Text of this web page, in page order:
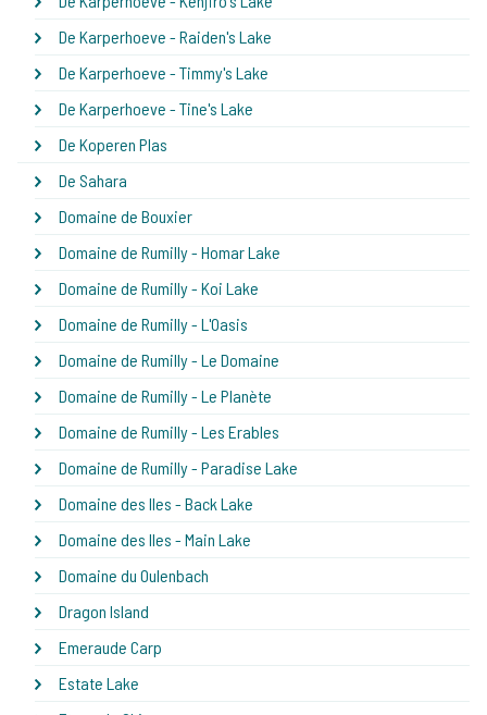
De Karperhoeve - Raiden's Lake
De Karperhoeve - Timmy's Lake
De Karperhoeve - Tine's Lake
De Koperen Plas
De Sahara
Domaine de Bouxier
Domaine de Rumilly - Homar Lake
Domaine de Rumilly - Koi Lake
Domaine de Rumilly - L'Oasis
Domaine de Rumilly - Le Domaine
Domaine de Rumilly - Le Planète
Domaine de Rumilly - Les Erables
Domaine de Rumilly - Paradise Lake
Domaine des Iles - Back Lake
Domaine des Iles - Main Lake
Domaine du Oulenbach
Dragon Island
Emeraude Carp
Estate Lake